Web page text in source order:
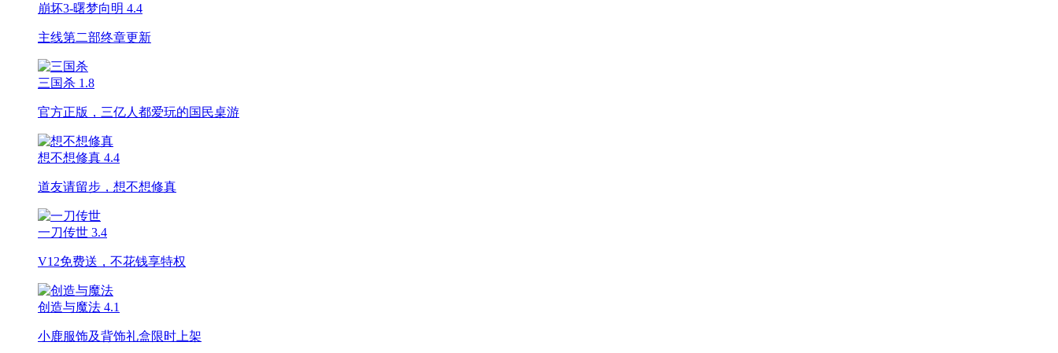
崩坏3-曙梦向明 4.4
主线第二部终章更新
三国杀 1.8
官方正版，三亿人都爱玩的国民桌游
想不想修真 4.4
道友请留步，想不想修真
一刀传世 3.4
V12免费送，不花钱享特权
创造与魔法 4.1
小鹿服饰及背饰礼盒限时上架